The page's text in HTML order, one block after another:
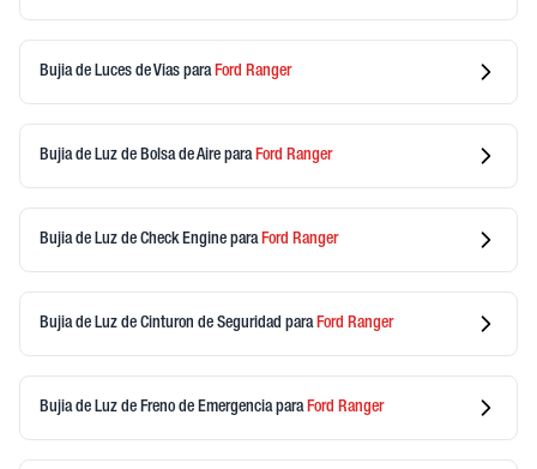
Bujia de Luces de Vias para Ford Ranger
Bujia de Luz de Bolsa de Aire para Ford Ranger
Bujia de Luz de Check Engine para Ford Ranger
Bujia de Luz de Cinturon de Seguridad para Ford Ranger
Bujia de Luz de Freno de Emergenciapara Ford Ranger